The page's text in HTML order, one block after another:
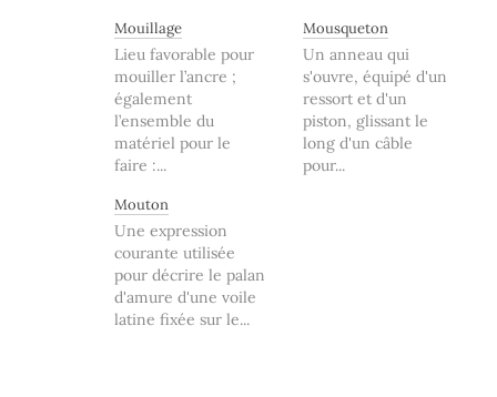
Mouillage
Lieu favorable pour
mouiller l’ancre ;
également
l’ensemble du
matériel pour le
faire :...
Mousqueton
Un anneau qui
s'ouvre, équipé d'un
ressort et d'un
piston, glissant le
long d'un câble
pour...
Mouton
Une expression
courante utilisée
pour décrire le palan
d'amure d'une voile
latine fixée sur le...